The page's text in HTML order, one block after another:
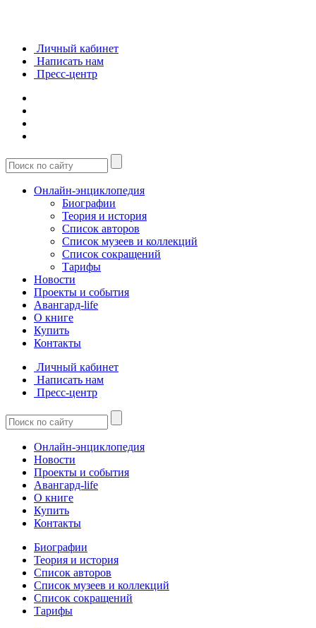
Личный кабинет
Написать нам
Пресс-центр
Онлайн-энциклопедия
Биографии
Теория и история
Список авторов
Список музеев и коллекций
Список сокращений
Тарифы
Новости
Проекты и события
Авангард-life
О книге
Купить
Контакты
Личный кабинет
Написать нам
Пресс-центр
Онлайн-энциклопедия
Новости
Проекты и события
Авангард-life
О книге
Купить
Контакты
Биографии
Теория и история
Список авторов
Список музеев и коллекций
Список сокращений
Тарифы